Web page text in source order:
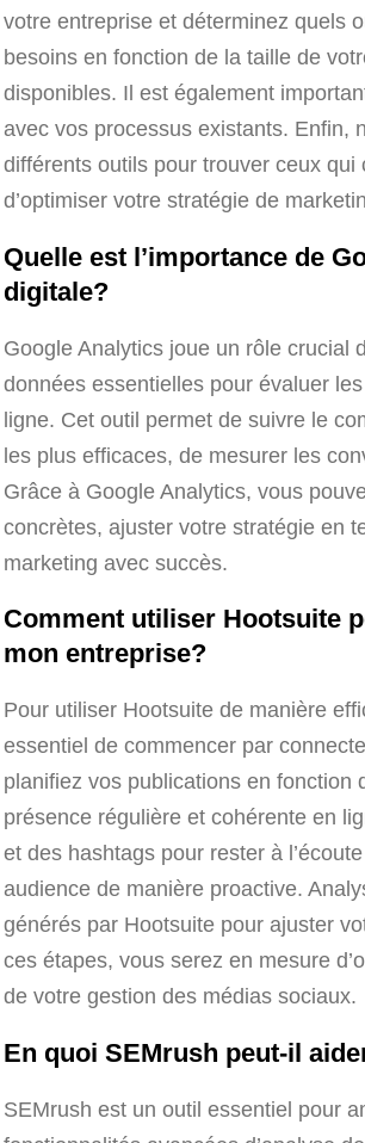
votre entreprise et déterminez quels
besoins en fonction de la taille de
disponibles. Il est également
avec vos processus existants. Enfin,
différents outils pour trouver ceux
d’optimiser votre stratégie de
Quelle est l’importance de
digitale?
Google Analytics joue un rôle crucial
données essentielles pour évaluer
ligne. Cet outil permet de suivre le
les plus efficaces, de mesurer les
Grâce à Google Analytics, vous
concrètes, ajuster votre stratégie en
marketing avec succès.
Comment utiliser Hootsuite
mon entreprise?
Pour utiliser Hootsuite de manière
essentiel de commencer par
planifiez vos publications en fonction
présence régulière et cohérente en
et des hashtags pour rester à
audience de manière proactive.
générés par Hootsuite pour ajuster
ces étapes, vous serez en mesure
de votre gestion des médias sociaux.
En quoi SEMrush peut-il
SEMrush est un outil essentiel pour